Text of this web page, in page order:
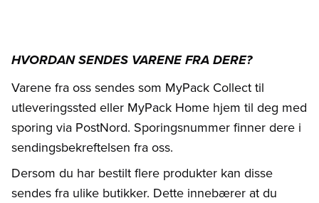
HVORDAN SENDES VARENE FRA DERE?
Varene fra oss sendes som MyPack Collect til
utleveringssted eller MyPack Home hjem til deg med
sporing via PostNord. Sporingsnummer finner dere i
sendingsbekreftelsen fra oss.
Dersom du har bestilt flere produkter kan disse
sendes fra ulike butikker. Dette innebærer at du